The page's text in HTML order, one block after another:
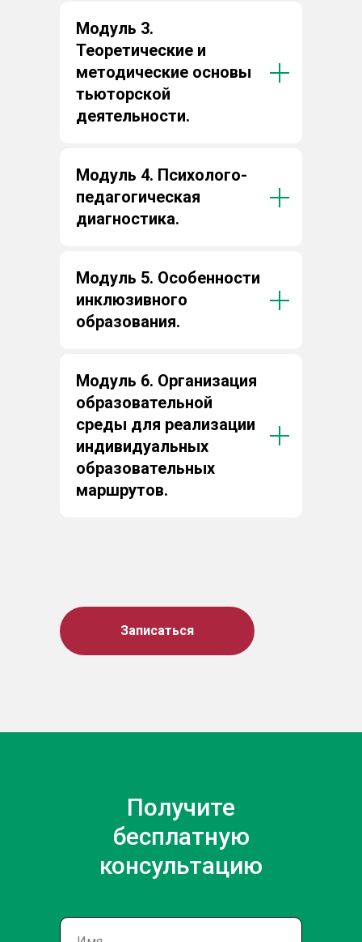
Модуль 3.
Теоретические и
методические основы
тьюторской
деятельности.
Модуль 4. Психолого-
педагогическая
диагностика.
Модуль 5. Особенности
инклюзивного
образования.
Модуль 6. Организация
образовательной
среды для реализации
индивидуальных
образовательных
маршрутов.
Записаться
Получите
бесплатную
консультацию